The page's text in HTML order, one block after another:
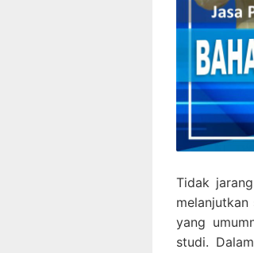
Tidak
melanjutkan
yang
studi.